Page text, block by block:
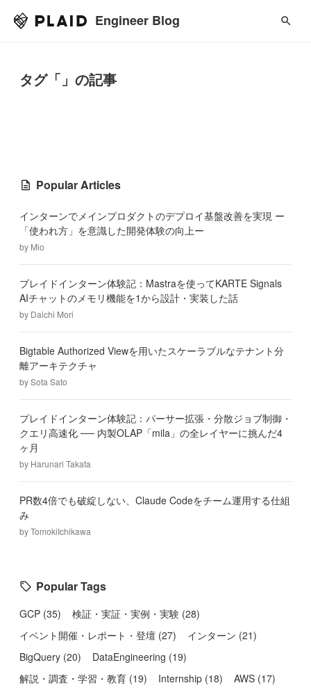
Engineer Blog
タグ「」の記事
Popular Articles
インターンでメインプロダクトのデプロイ基盤改善を実現 ー
「使われ方」を意識した開発体験の向上ー
by Mio
プレイドインターン体験記：Mastraを使ってKARTE Signals
AIチャットのメモリ機能を1から設計・実装した話
by Daichi Mori
Bigtable Authorized Viewを用いたスケーラブルなテナント分
離アーキテクチャ
bySota Sato
プレイドインターン体験記：パーサー拡張・分散ジョブ制御・
クエリ高速化 ── 内製OLAP「mila」の全レイヤーに挑んだ4
ヶ月
by Harunari Takata
PR数4倍でも破綻しない、Claude Codeをチーム運用する仕組
み
byTomokiIchikawa
Popular Tags
GCP (35) 検証・実証・実例・実験 (28)
イベント開催・レポート・登壇 (27) インターン (21)
BigQuery (20) DataEngineering (19)
解説・調査・学習・教育 (19) Internship (18) AWS (17)